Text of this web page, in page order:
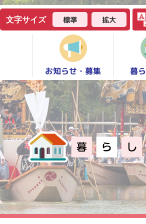
文字サイズ 標準 拡大
お知らせ・募集 暮